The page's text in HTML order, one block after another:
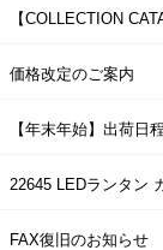
【COLLECTION
価格改定のご案内
【年末年始】出荷日
22645 LEDランタン
FAX復旧のお知らせ